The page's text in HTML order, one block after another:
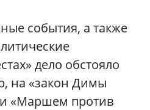
события, а также
дело обстояло
на «закон Димы
«Маршем против